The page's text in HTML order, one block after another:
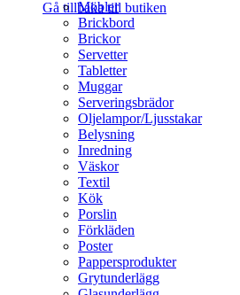
Gå tillbaka till butiken
Möbler
Brickbord
Brickor
Servetter
Tabletter
Muggar
Serveringsbrädor
Oljelampor/Ljusstakar
Belysning
Inredning
Väskor
Textil
Kök
Porslin
Förkläden
Poster
Pappersprodukter
Grytunderlägg